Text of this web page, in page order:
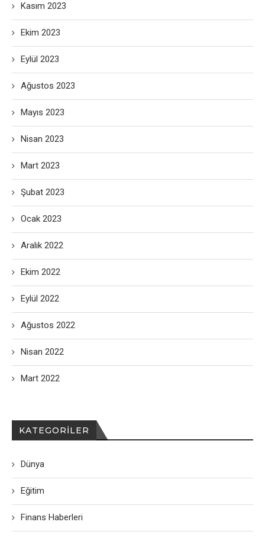
Kasım 2023
Ekim 2023
Eylül 2023
Ağustos 2023
Mayıs 2023
Nisan 2023
Mart 2023
Şubat 2023
Ocak 2023
Aralık 2022
Ekim 2022
Eylül 2022
Ağustos 2022
Nisan 2022
Mart 2022
KATEGORILER
Dünya
Eğitim
Finans Haberleri